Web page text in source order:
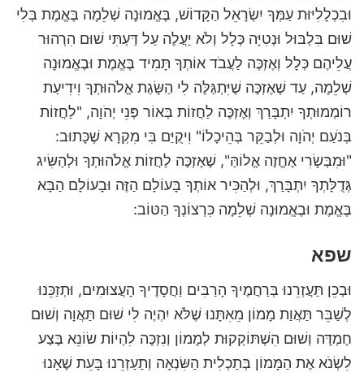
וּבִכְלָלִיּוּת עַמְּךָ יִשְׂרָאֵל הַקָּדוֹשׁ, בֶּאֱמוּנָה שְׁלֵמָה בֶּאֱמֶת בְּלִי
שׁוּם בִּלְבּוּל וּנְטִיָּה כְּלָל וְלֹא יַעֲלֶה עַל דַּעְתִּי שׁוּם הִרְהוּר
עֲלֵיהֶם כְּלָל וְאֶזְכֶּה לַעֲבֹד אוֹתְךָ תָּמִיד בֶּאֱמֶת וּבֶאֱמוּנָה
שְׁלֵמָה, עַד שֶׁאֶזְכֶּה שֶׁיִּתְגַּלֶּה לִי הַשָּׂגַת אֱלֹהוּתְךָ וִידִיעַת
רוֹמְמוּתְךָ יִתְבָּרַךְ וְאֶזְכֶּה לַחֲזוֹת בְּאוֹר פְּנֵי יְהֹוָה, "לַחֲזוֹת
בְּנֹעַם יְהֹוָה וּלְבַקֵּר בְּהֵיכָלוֹ" וִיקֻיַּם בִּי מִקְרָא שֶׁכָּתוּב:
"וּמִבְּשָׂרִי אֶחֱזֶה אֱלוֹהַּ", שֶׁאֶזְכֶּה לַחֲזוֹת אֱלֹהוּתְךָ וּלְהַשִּׂיג
גְּדֻלָּתְךָ יִתְבָּרַךְ, וּלְהַכִּיר אוֹתְךָ בָּעוֹלָם הַזֶּה וּבָעוֹלָם הַבָּא
בֶּאֱמֶת וּבֶאֱמוּנָה שְׁלֵמָה כִּרְצוֹנְךָ הַטּוֹב:
שפא
וּבְכֵן תַּעֲזְרֵנוּ בְּרַחֲמֶיךָ הָרַבִּים וַחֲסָדֶיךָ הָעֲצוּמִים, וּתְזַכֵּנוּ
לְשַׁבֵּר תַּאֲוַת מָמוֹן מֵאִתָּנוּ שֶׁלֹּא יִהְיֶה לִי שׁוּם תַּאֲוָה וְשׁוּם
חֶמְדָּה וְשׁוּם הִשְׁתּוֹקְקוּת לְמָמוֹן וְנִזְכֶּה לִהְיוֹת שׂוֹנֵא בֶּצַע
לִשְׂנֹא אֶת הַמָּמוֹן בְּתַכְלִית הַשִּׂנְאָה וְתַעַזְרֵנוּ בָּעֵת שֶׁאָנוּ